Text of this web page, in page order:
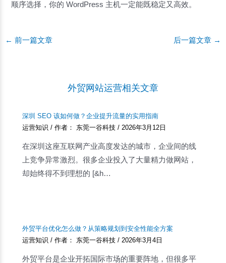
顺序选择，你的 WordPress 主机一定能既稳定又高效。
Post
← 前一篇文章 后一篇文章 →
外贸网站运营相关文章
深圳 SEO 该如何做？企业提升流量的实用指南
运营知识 / 作者： 东莞一谷科技/ 2026年3月12日
在深圳这座互联网产业高度发达的城市，企业间的线
上竞争异常激烈。很多企业投入了大量精力做网站，
却始终得不到理想的 [&h…
外贸平台优化怎么做？从策略规划到安全性能全方案
运营知识 / 作者： 东莞一谷科技/ 2026年3月4日
外贸平台是企业开拓国际市场的重要阵地，但很多平